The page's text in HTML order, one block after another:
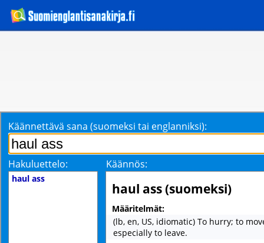
Käännettävä sana (suomeksi tai englanniksi):
Hakuluettelo: Käännös:
haul ass
haul ass (suomeksi)
Määritelmät:
(lb, en, US, idiomatic) To hurry; to
especially to leave.